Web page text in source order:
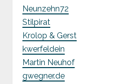
Neunzehn72
Stilpirat
Krolop & Gerst
kwerfeldein
Martin Neuhof
gwegner.de